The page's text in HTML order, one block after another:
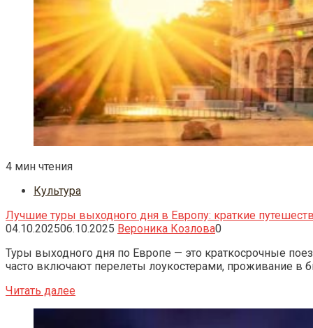
4 мин чтения
Культура
Лучшие туры выходного дня в Европу: краткие
04.10.202506.10.2025 Вероника Козлова0
Туры выходного дня по Европе — это краткосрочные
часто включают перелеты лоукостерами, проживание в
Читать далее